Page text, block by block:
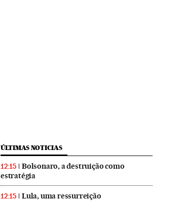
ÚLTIMAS NOTICIAS
12:15
Bolsonaro, a destruição como
estratégia
12:15 Lula, uma ressurreição